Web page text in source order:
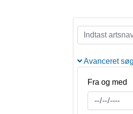
Avanceret
Fra og med